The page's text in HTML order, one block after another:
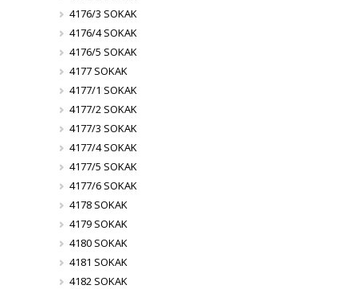
4176/3 SOKAK
4176/4 SOKAK
4176/5 SOKAK
4177 SOKAK
4177/1 SOKAK
4177/2 SOKAK
4177/3 SOKAK
4177/4 SOKAK
4177/5 SOKAK
4177/6 SOKAK
4178 SOKAK
4179 SOKAK
4180 SOKAK
4181 SOKAK
4182 SOKAK